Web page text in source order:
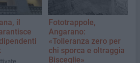
il
Fototrappole,
Angarano:
«Tolleranza zero per
chi sporca e oltraggia
Bisceglie»